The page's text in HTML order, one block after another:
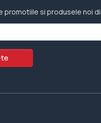
promotiile si produsele noi